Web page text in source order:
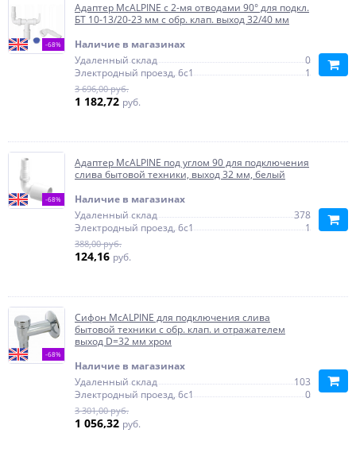
-68%
Адаптер McALPINE с 2-мя отводами 90° для подкл.
БТ 10-13/20-23 мм с обр. клап. выход 32/40 мм
Наличие в магазинах
Удаленный склад
0
Электродный проезд, 6с1
1
3 696,00 руб.
1 182,72 руб.
-68%
Адаптер McALPINE под углом 90 для подключения
слива бытовой техники, выход 32 мм, белый
Наличие в магазинах
Удаленный склад
378
Электродный проезд, 6с1
1
388,00 руб.
124,16 руб.
-68%
Сифон McALPINE для подключения слива
бытовой техники с обр. клап. и отражателем
выход D=32 мм хром
Наличие в магазинах
Удаленный склад
103
Электродный проезд, 6с1
0
3 301,00 руб.
1 056,32 руб.